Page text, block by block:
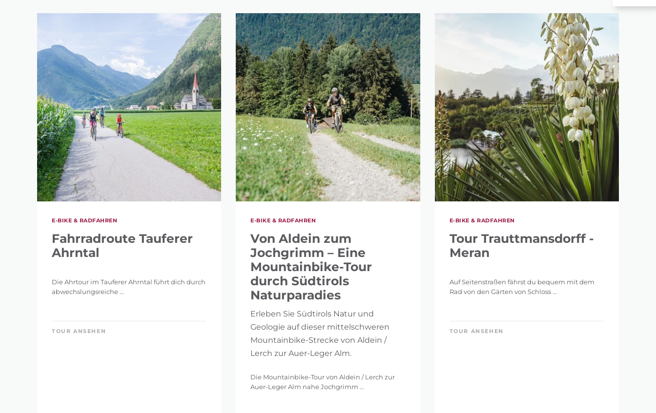
E-BIKE & RADFAHREN
Fahrradroute Tauferer
Ahrntal
Die Ahrtour im Tauferer Ahrntal führt dich durch
abwechslungsreiche ...
TOUR ANSEHEN
E-BIKE & RADFAHREN
Von Aldein zum
Jochgrimm – Eine
Mountainbike-Tour
durch Südtirols
Naturparadies
Erleben Sie Südtirols Natur und
Geologie auf dieser mittelschweren
Mountainbike-Strecke von Aldein /
Lerch zur Auer-Leger Alm.
Die Mountainbike-Tour von Aldein / Lerch zur
Auer-Leger Alm nahe Jochgrimm ...
E-BIKE & RADFAHREN
Tour Trauttmansdorff -
Meran
Auf Seitenstraßen fährst du bequem mit dem
Rad von den Gärten von Schloss ...
TOUR ANSEHEN